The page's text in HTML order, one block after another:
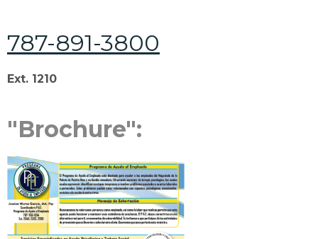
787-891-3800
Ext. 1210
"Brochure":